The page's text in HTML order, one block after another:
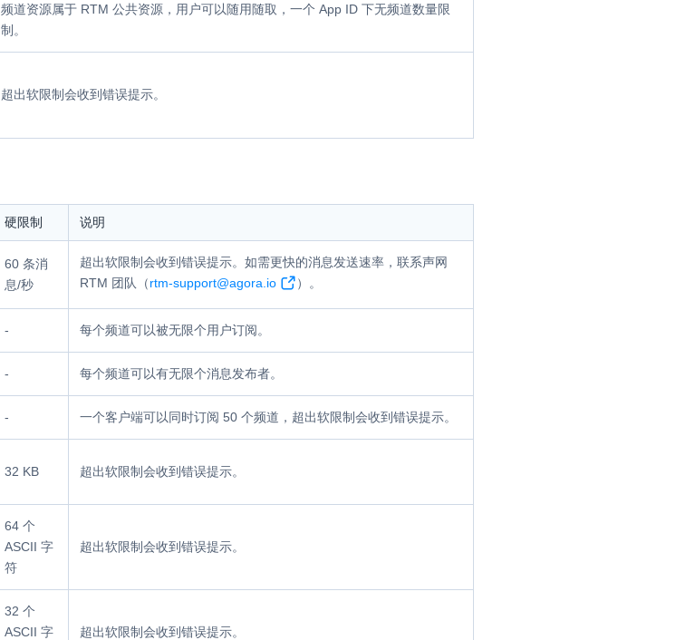
旁路推流
PPT 转码服务
快速高效的文档转换解决方案
水晶球
全周期通话质量检测、回溯和分析方案
控制台
开通和管理声网各项产品服务的统一入口
低代码集成、灵活定制、超低延时的音视
频道资源属于 RTM 公共资源，用户可以随用随取，一个 App ID 下无频道数量限
制。
超出软限制会收到错误提示。
硬限制 说明
60 条消
息/秒
超出软限制会收到错误提示。如需更快的消息发送速率，联系声网
RTM 团队（rtm-support@agora.io ）。
- 每个频道可以被无限个用户订阅。
- 每个频道可以有无限个消息发布者。
- 一个客户端可以同时订阅 50 个频道，超出软限制会收到错误提示。
32 KB 超出软限制会收到错误提示。
64 个
ASCII 字
符
超出软限制会收到错误提示。
32 个
ASCII 字
超出软限制会收到错误提示。